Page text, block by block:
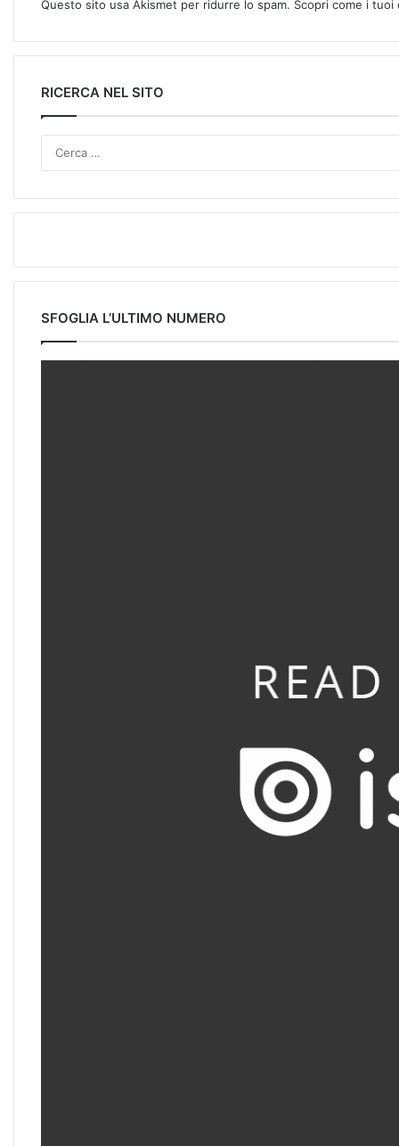
Questo sito usa Akismet per ridurre lo spam. Scopri come i
RICERCA NEL SITO
SFOGLIA L’ULTIMO NUMERO